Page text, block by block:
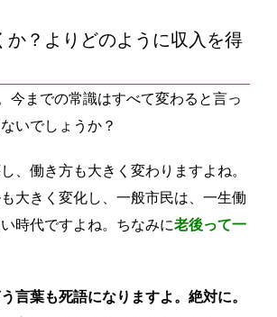
か？よりどのように収入を得
今までの常識はすべて変わると言っ
いでしょうか？
、働き方も大きく変わりますよね。
大きく変化し、一般市民は、一生働
時代ですよね。ちなみに老後って一
言葉も死語になりますよ。絶対に。